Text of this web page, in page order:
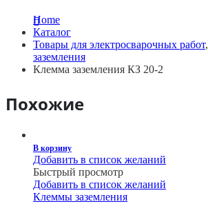
Home
Каталог
Товары для электросварочных работ,
заземления
Клемма заземления КЗ 20-2
Похожие
В корзину
Добавить в список желаний
Быстрый просмотр
Добавить в список желаний
Клеммы заземления